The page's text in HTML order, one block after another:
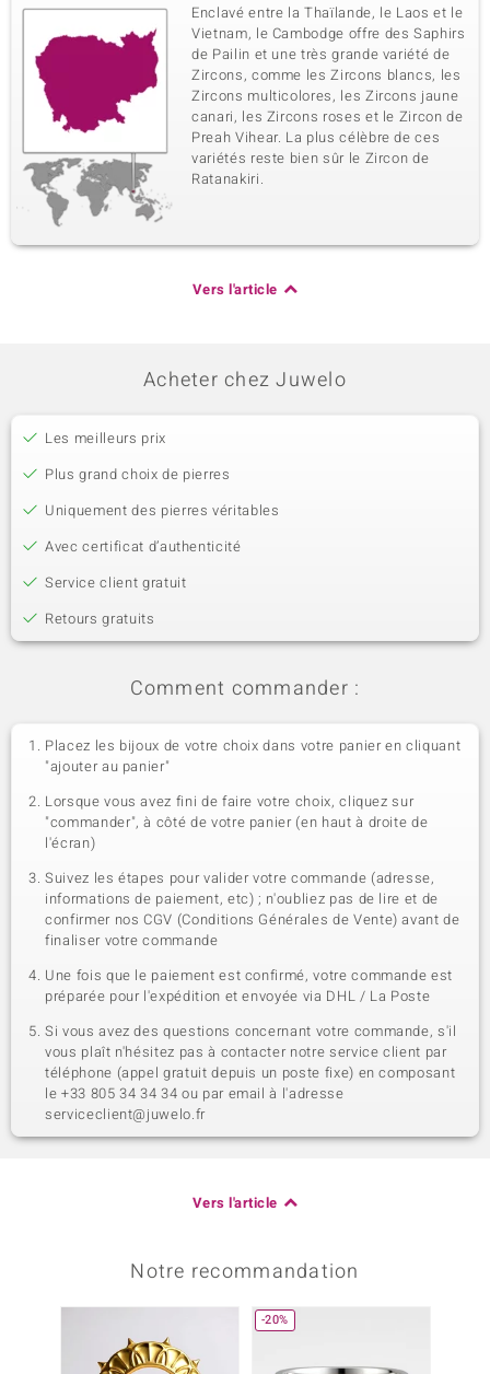
Enclavé entre la Thaïlande, le Laos et le
Vietnam, le Cambodge offre des Saphirs
de Pailin et une très grande variété de
Zircons, comme les Zircons blancs, les
Zircons multicolores, les Zircons jaune
canari, les Zircons roses et le Zircon de
Preah Vihear. La plus célèbre de ces
variétés reste bien sûr le Zircon de
Ratanakiri.
Vers l'article
Acheter chez Juwelo
Les meilleurs prix
Plus grand choix de pierres
Uniquement des pierres véritables
Avec certificat d’authenticité
Service client gratuit
Retours gratuits
Comment commander :
Placez les bijoux de votre choix dans votre panier en cliquant
"ajouter au panier"
Lorsque vous avez fini de faire votre choix, cliquez sur
"commander", à côté de votre panier (en haut à droite de
l'écran)
Suivez les étapes pour valider votre commande (adresse,
informations de paiement, etc) ; n'oubliez pas de lire et de
confirmer nos CGV (Conditions Générales de Vente) avant de
finaliser votre commande
Une fois que le paiement est confirmé, votre commande est
préparée pour l'expédition et envoyée via DHL / La Poste
Si vous avez des questions concernant votre commande, s'il
vous plaît n'hésitez pas à contacter notre service client par
téléphone (appel gratuit depuis un poste fixe) en composant
le +33 805 34 34 34 ou par email à l'adresse
serviceclient@juwelo.fr
Vers l'article
Notre recommandation
-20%